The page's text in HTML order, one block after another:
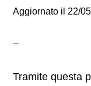
Aggiornato il 22/
Tramite questa